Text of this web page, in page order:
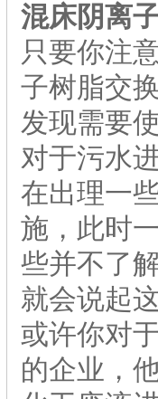
混床阴离
只要你注
子树脂交
发现需要
对于污水
在出理一
施，此时
些并不了
就会说起
或许你对
的企业，